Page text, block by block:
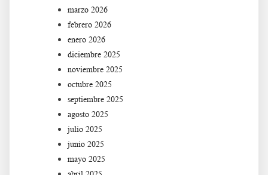
marzo 2026
febrero 2026
enero 2026
diciembre 2025
noviembre 2025
octubre 2025
septiembre 2025
agosto 2025
julio 2025
junio 2025
mayo 2025